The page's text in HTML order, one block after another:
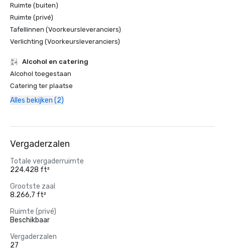
Ruimte (buiten)
Ruimte (privé)
Tafellinnen (Voorkeursleveranciers)
Verlichting (Voorkeursleveranciers)
Alcohol en catering
Alcohol toegestaan
Catering ter plaatse
Alles bekijken (2)
Vergaderzalen
Totale vergaderruimte
224.428 ft²
Grootste zaal
8.266,7 ft²
Ruimte (privé)
Beschikbaar
Vergaderzalen
27